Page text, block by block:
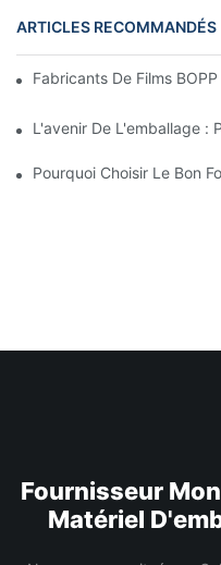
ARTICLES RECOMMANDÉS
Fabricants De Films
L'avenir De L'emballage :
Pourquoi Choisir Le Bon
Fournisseur
Matériel